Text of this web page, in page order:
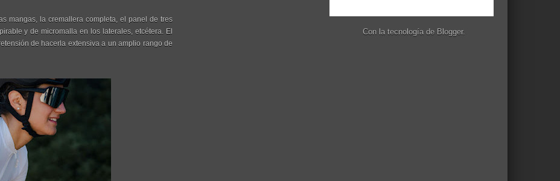
mangas, la cremallera completa, el panel de tres
y de micromalla en los laterales, etcétera. El
de hacerla extensiva a un amplio rango de
Con la tecnología de Blogger.